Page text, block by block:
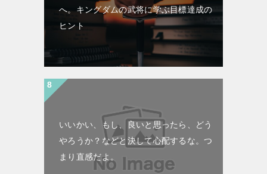
へ。キングダムの武将に学ぶ目標達成の
ヒント
いいかい、もし、良いと思ったら、どう
やろうか？などと決して心配するな。つ
まり直感だよ。